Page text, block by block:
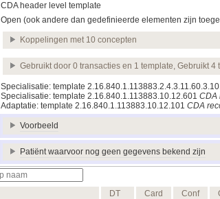
CDA header level template
Open (ook andere dan gedefinieerde elementen zijn
Koppelingen met 10 concepten
Gebruikt door 0 transacties en 1 template, Gebruikt 4
Specialisatie: template
Specialisatie: template 2.16.840.1.113883.10.12.601 CDA
Adaptatie: template 2.16.840.1.113883.10.12.101 CDA
Voorbeeld
Patiënt waarvoor nog geen gegevens bekend zijn
DT Card Conf